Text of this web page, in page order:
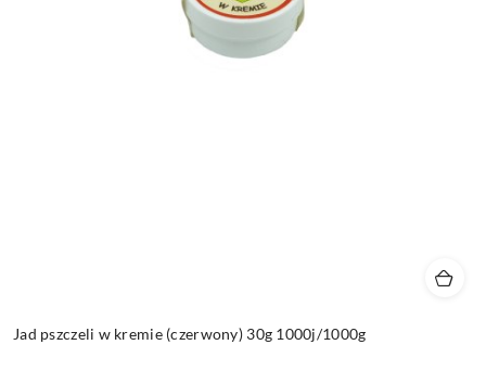
Jad pszczeli w kremie (czerwony) 30g 1000j/1000g